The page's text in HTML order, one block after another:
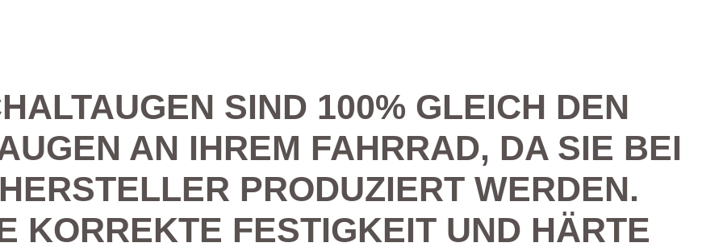
SIND 100% GLEICH DEN
AN IHREM FAHRRAD, DA SIE BEI
PRODUZIERT WERDEN.
KORREKTE FESTIGKEIT UND HÄRTE